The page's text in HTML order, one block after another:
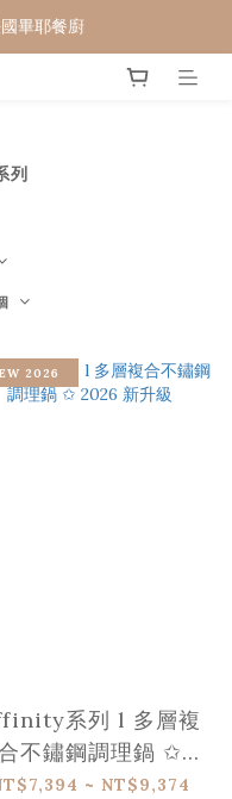
畢耶餐廚
畢耶餐廚
列
2026
系列 l 多層複
不鏽鋼調理鍋 ✩
2026 新升級
~ NT$9,374